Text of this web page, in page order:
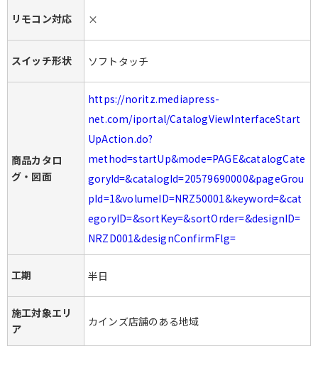
リモコン対応 ×
スイッチ形状 ソフトタッチ
商品カタロ
グ・図面
https://noritz.mediapress-
net.com/iportal/CatalogViewInterfaceStart
UpAction.do?
method=startUp&mode=PAGE&catalogCate
goryId=&catalogId=20579690000&pageGrou
pId=1&volumeID=NRZ50001&keyword=&cat
egoryID=&sortKey=&sortOrder=&designID=
NRZD001&designConfirmFlg=
工期 半日
施工対象エリ
ア
カインズ店舗のある地域